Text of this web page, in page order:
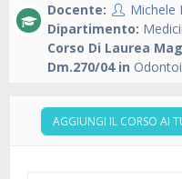
Docente:
Michele
Dipartimento:
Corso Di Laurea
Dm.270/04 in
AGGIUNGI IL CORSO AI